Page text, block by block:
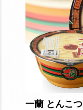
一蘭 とんこつ